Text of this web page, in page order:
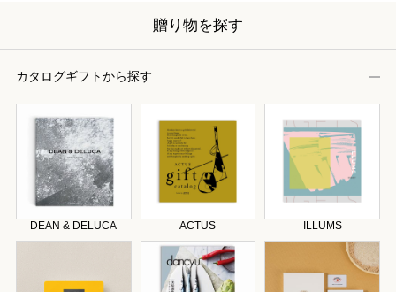
贈り物を探す
カタログギフトから探す
DEAN & DELUCA ACTUS ILLUMS